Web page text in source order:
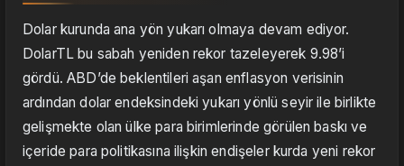
Dolar kurunda ana yön yukarı olmaya devam ediyor.
DolarTL bu sabah yeniden rekor tazeleyerek 9.98’i
gördü. ABD’de beklentileri aşan enflasyon verisinin
ardından dolar endeksindeki yukarı yönlü seyir ile birlikte
gelişmekte olan ülke para birimlerinde görülen baskı ve
içeride para politikasına ilişkin endişeler kurda yeni rekor